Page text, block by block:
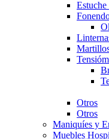
Estuche
Otros
Otros
Maniquíes y
Muebles